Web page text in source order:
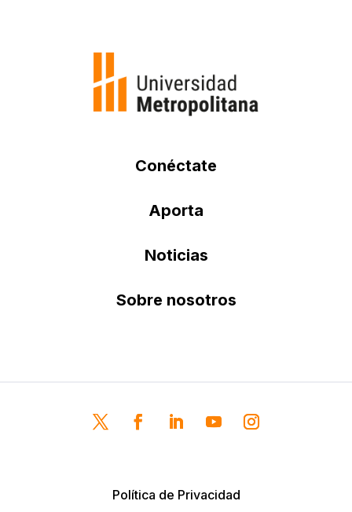
Conéctate
Aporta
Noticias
Sobre nosotros
Política de Privacidad